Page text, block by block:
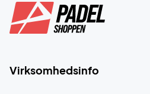
Virksomhedsinfo